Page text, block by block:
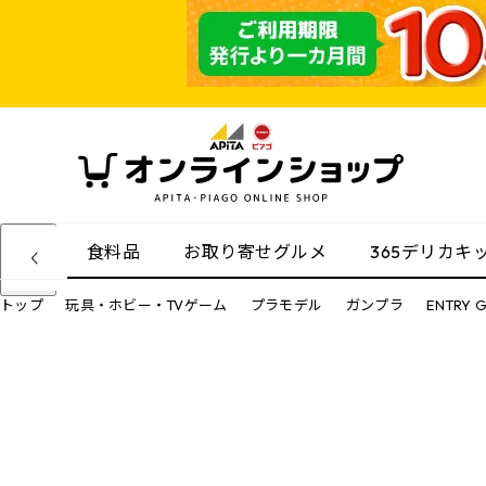
食料品 お取り寄せグルメ 365デリカキ
トップ 玩具・ホビー・TVゲーム プラモデル ガンプラ ENTRY